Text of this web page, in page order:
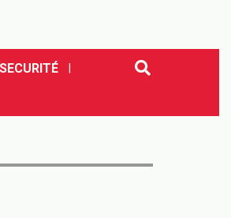
SECURITÉ